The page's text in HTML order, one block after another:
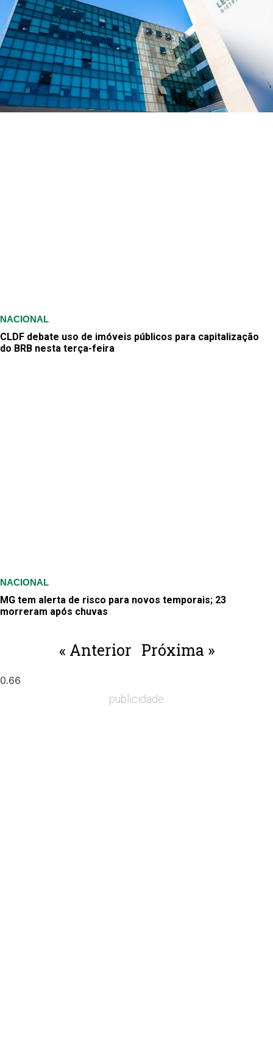
NACIONAL
CLDF debate uso de imóveis públicos para capitalização
do BRB nesta terça-feira
NACIONAL
MG tem alerta de risco para novos temporais; 23
morreram após chuvas
« Anterior Próxima »
publicidade